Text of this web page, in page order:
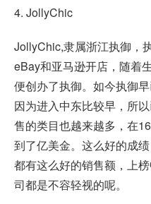
4. JollyChic
JollyChic,隶属浙江执御，
eBay和亚马逊开店，随着
便创办了执御。如今执御
因为进入中东比较早，所
售的类目也越来越多，在
到了亿美金。这么好的成
都有这么好的销售额，上
司都是不容轻视的呢。